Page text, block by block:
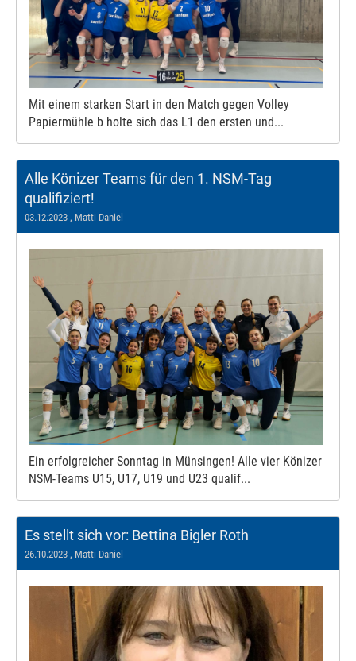
Mit einem starken Start in den Match gegen Volley
Papiermühle b holte sich das L1 den ersten und...
Alle Könizer Teams für den 1. NSM-Tag
qualifiziert!
03.12.2023 , Matti Daniel
Ein erfolgreicher Sonntag in Münsingen! Alle vier Könizer
NSM-Teams U15, U17, U19 und U23 qualif...
Es stellt sich vor: Bettina Bigler Roth
26.10.2023 , Matti Daniel